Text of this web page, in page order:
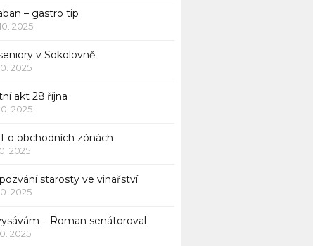
– gastro tip
2025
v Sokolovně
2025
akt 28.října
2025
o obchodních zónách
2025
starosty ve vinařství
2025
– Roman senátoroval
2025